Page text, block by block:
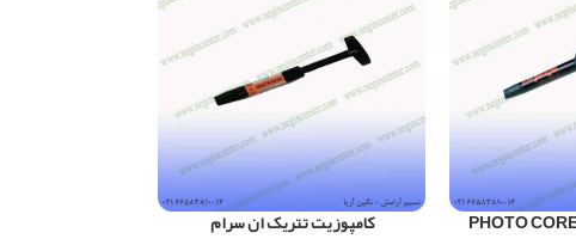
کامپوزیت تتریک ان سرام